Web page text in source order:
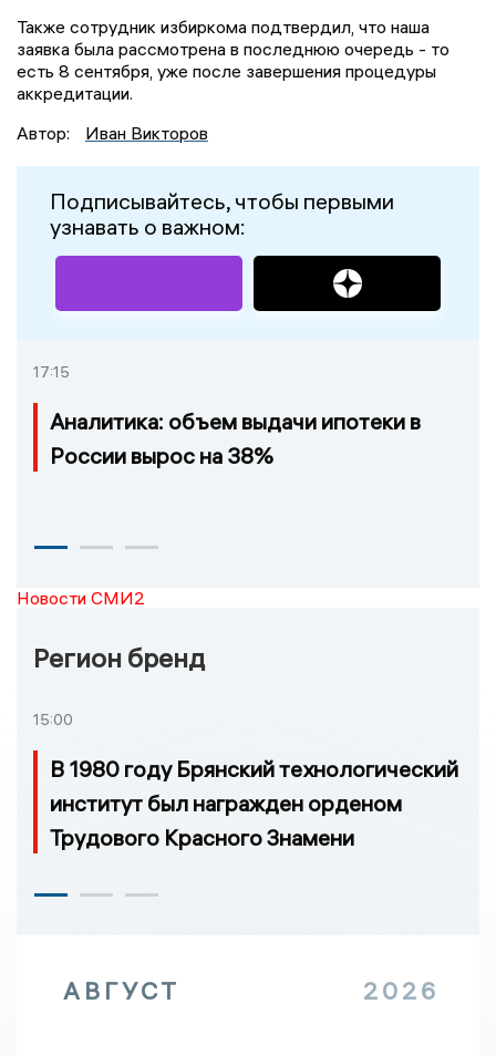
Также сотрудник избиркома подтвердил, что наша
заявка была рассмотрена в последнюю очередь - то
есть 8 сентября, уже после завершения процедуры
аккредитации.
Автор:
Иван Викторов
Подписывайтесь, чтобы первыми
узнавать о важном:
17:15
Аналитика: объем выдачи ипотеки в
России вырос на 38%
Новости СМИ2
Регион бренд
15:00
В 1980 году Брянский технологический
институт был награжден орденом
Трудового Красного Знамени
АВГУСТ 2026